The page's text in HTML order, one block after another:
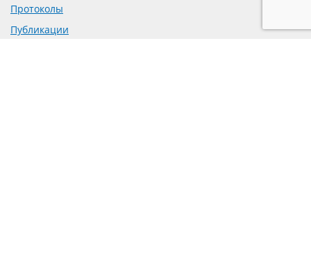
Протоколы
Публикации